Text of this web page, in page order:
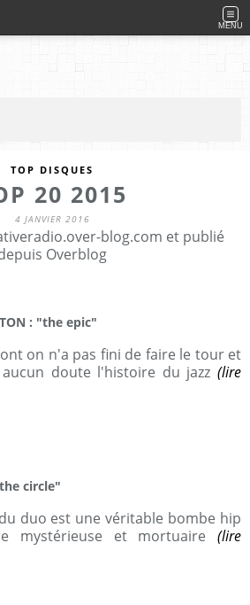
MENU
TOP DISQUES
20 2015
4 JANVIER 2016
blog.com et publié
Overblog
: "the epic"
on n'a pas fini de faire le tour et
doute l'histoire du jazz (lire
circle"
duo est une véritable bombe hip
mystérieuse et mortuaire (lire